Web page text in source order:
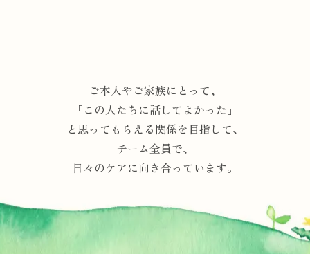
ご本人やご家族にとって、
「この人たちに話してよかった」
と思ってもらえる関係を目指して、
チーム全員で、
日々のケアに向き合っています。